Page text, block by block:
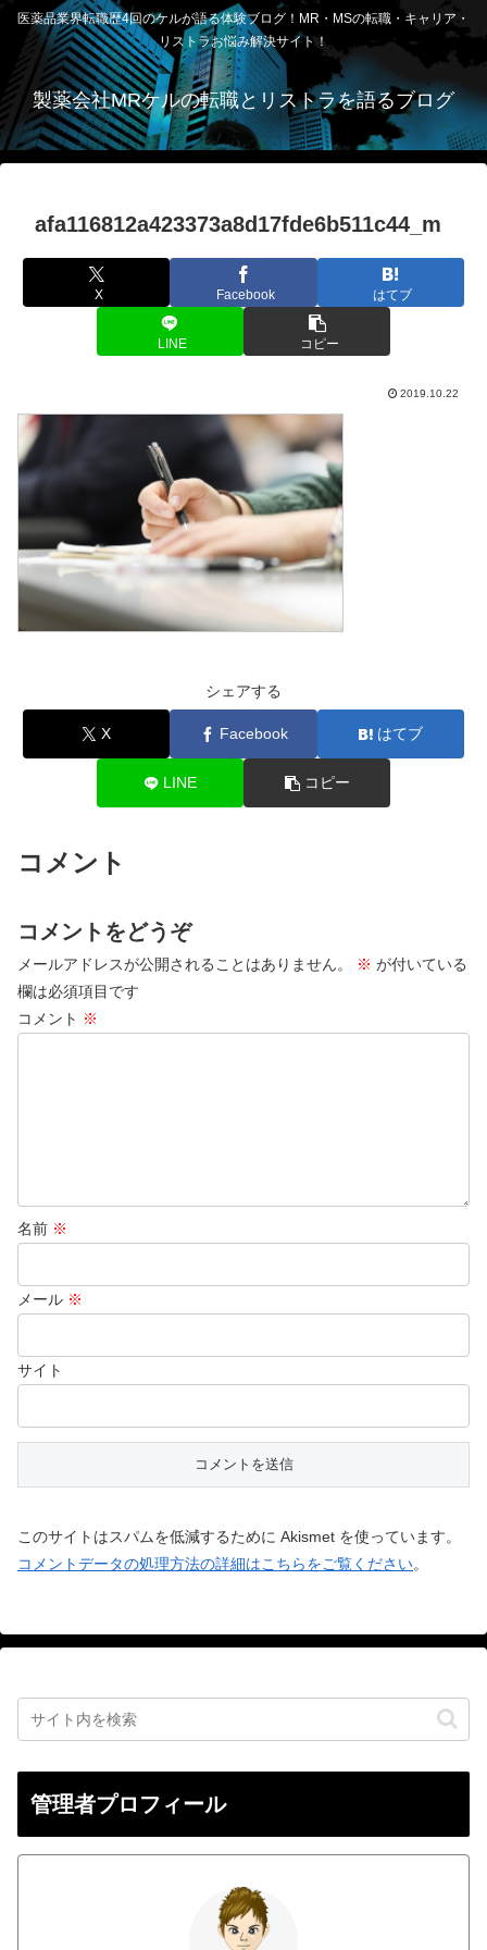
医薬品業界転職歴4回のケルが語る体験ブログ！MR・MSの転職・キャリア・
リストラお悩み解決サイト！
製薬会社MRケルの転職とリストラを語るブログ
afa116812a423373a8d17fde6b511c44_m
X Facebook はてブ
LINE コピー
2019.10.22
シェアする
X Facebook はてブ
LINE コピー
コメント
コメントをどうぞ
メールアドレスが公開されることはありません。 ※ が付いている
欄は必須項目です
コメント ※
名前 ※
メール ※
サイト
このサイトはスパムを低減するために Akismet を使っています。
コメントデータの処理方法の詳細はこちらをご覧ください。
管理者プロフィール